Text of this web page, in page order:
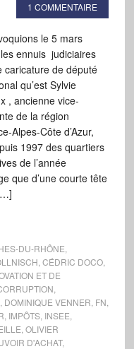
1 COMMENTAIRE
le 5 mars
ennuis judiciaires
caricature de député
qu’est Sylvie
, ancienne vice-
de la région
Alpes-Côte d’Azur,
1997 des quartiers
de l’année
que d’une courte tête
DU-RHÔNE
CÉDRIC DOCO,
ET DE
DOMINIQUE VENNER FN
IMPÔTS, INSEE
OLIVIER
D'ACHAT,